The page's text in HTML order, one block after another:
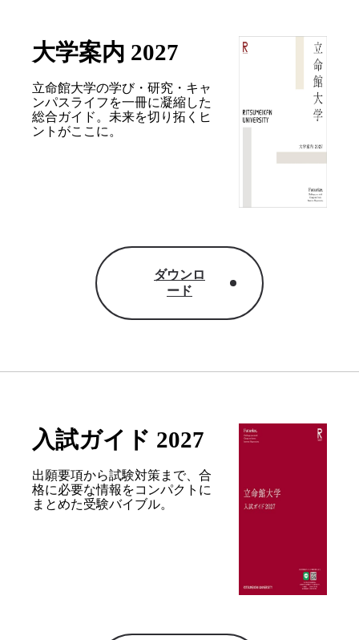
大学案内 2027
立命館大学の学び・研究・キャ
ンパスライフを一冊に凝縮した
総合ガイド。 未来を切り拓くヒ
ントがここに。
ダウンロ
ード
入試ガイド 2027
出願要項から試験対策まで、合
格に必要な情報をコンパクトに
まとめた受験バイブル。